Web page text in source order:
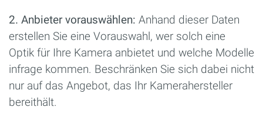
2. Anbieter vorauswählen: Anhand dieser Daten
erstellen Sie eine Vorauswahl, wer solch eine
Optik für Ihre Kamera anbietet und welche Modelle
infrage kommen. Beschränken Sie sich dabei nicht
nur auf das Angebot, das Ihr Kamerahersteller
bereithält.